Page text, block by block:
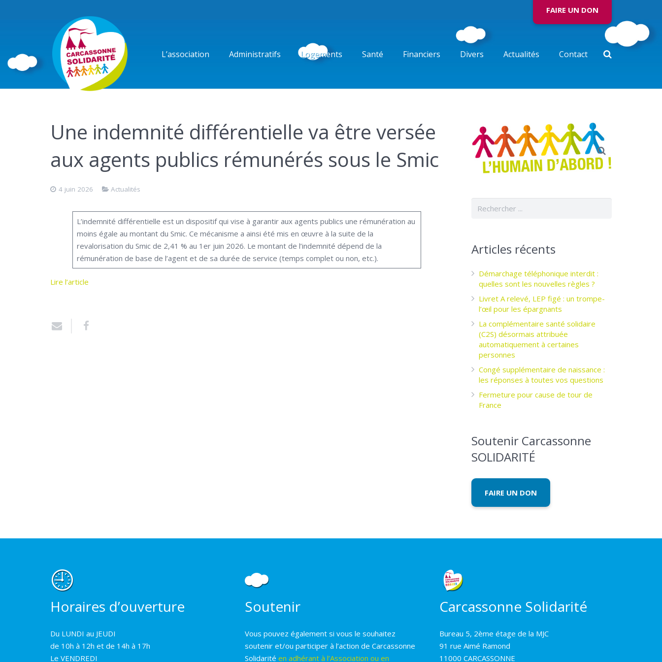
FAIRE UN DON
L’association Administratifs Logements Santé Financiers Divers Actualités Contact
Une indemnité différentielle va être versée
aux agents publics rémunérés sous le Smic
4 juin 2026 Actualités
L’indemnité différentielle est un dispositif qui vise à garantir aux agents publics une rémunération au
moins égale au montant du Smic. Ce mécanisme a ainsi été mis en œuvre à la suite de la
revalorisation du Smic de 2,41 % au 1er juin 2026. Le montant de l’indemnité dépend de la
rémunération de base de l’agent et de sa durée de service (temps complet ou non, etc.).
Lire l’article
Articles récents
Démarchage téléphonique interdit :
quelles sont les nouvelles règles ?
Livret A relevé, LEP figé : un trompe-
l’œil pour les épargnants ­
La complémentaire santé solidaire
(C2S) désormais attribuée
automatiquement à certaines
personnes
Congé supplémentaire de naissance :
les réponses à toutes vos questions
Fermeture pour cause de tour de
France
Soutenir Carcassonne
SOLIDARITÉ
FAIRE UN DON
Horaires d’ouverture
Du LUNDI au JEUDI
de 10h à 12h et de 14h à 17h
Le VENDREDI
Soutenir
Vous pouvez également si vous le souhaitez
soutenir et/ou participer à l’action de Carcassonne
Solidarité en adhérant à l’Association ou en
Carcassonne Solidarité
Bureau 5, 2ème étage de la MJC
91 rue Aimé Ramond
11000 CARCASSONNE